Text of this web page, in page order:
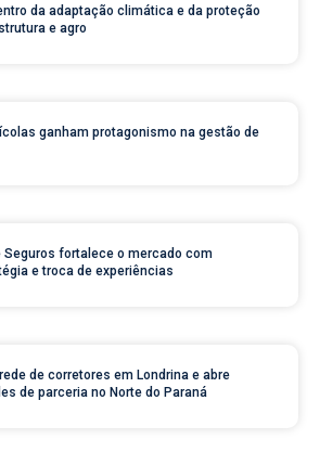
da adaptação climática e da proteção
e agro
ganham protagonismo na gestão de
Seguros fortalece o mercado com
e troca de experiências
de corretores em Londrina e abre
de parceria no Norte do Paraná